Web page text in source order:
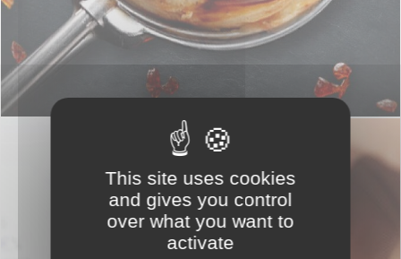
This site uses cookies
and gives you control
over what you want to
activate